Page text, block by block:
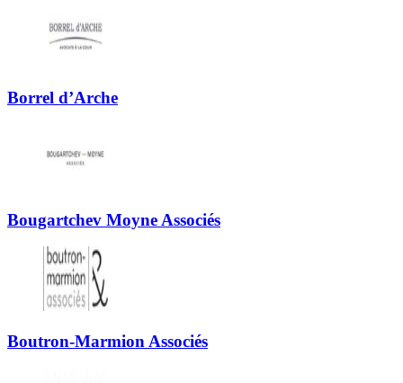
Borrel d’Arche
Bougartchev Moyne Associés
Boutron-Marmion Associés